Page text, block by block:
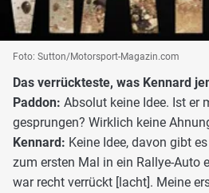
Foto: Sutton/Motorsport-Magazin.com
Das verrückteste, was Kennard
Paddon: Absolut keine Idee. Ist er
gesprungen? Wirklich keine
Kennard: Keine Idee, davon gibt
zum ersten Mal in ein Rallye-Auto
war recht verrückt [lacht]. Meine